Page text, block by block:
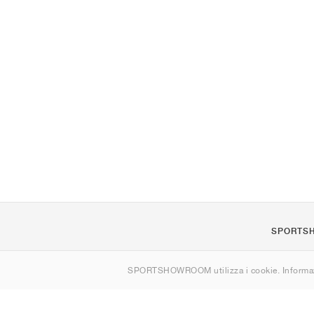
SPORTSHOWROOM utilizza i cookie.Contatti